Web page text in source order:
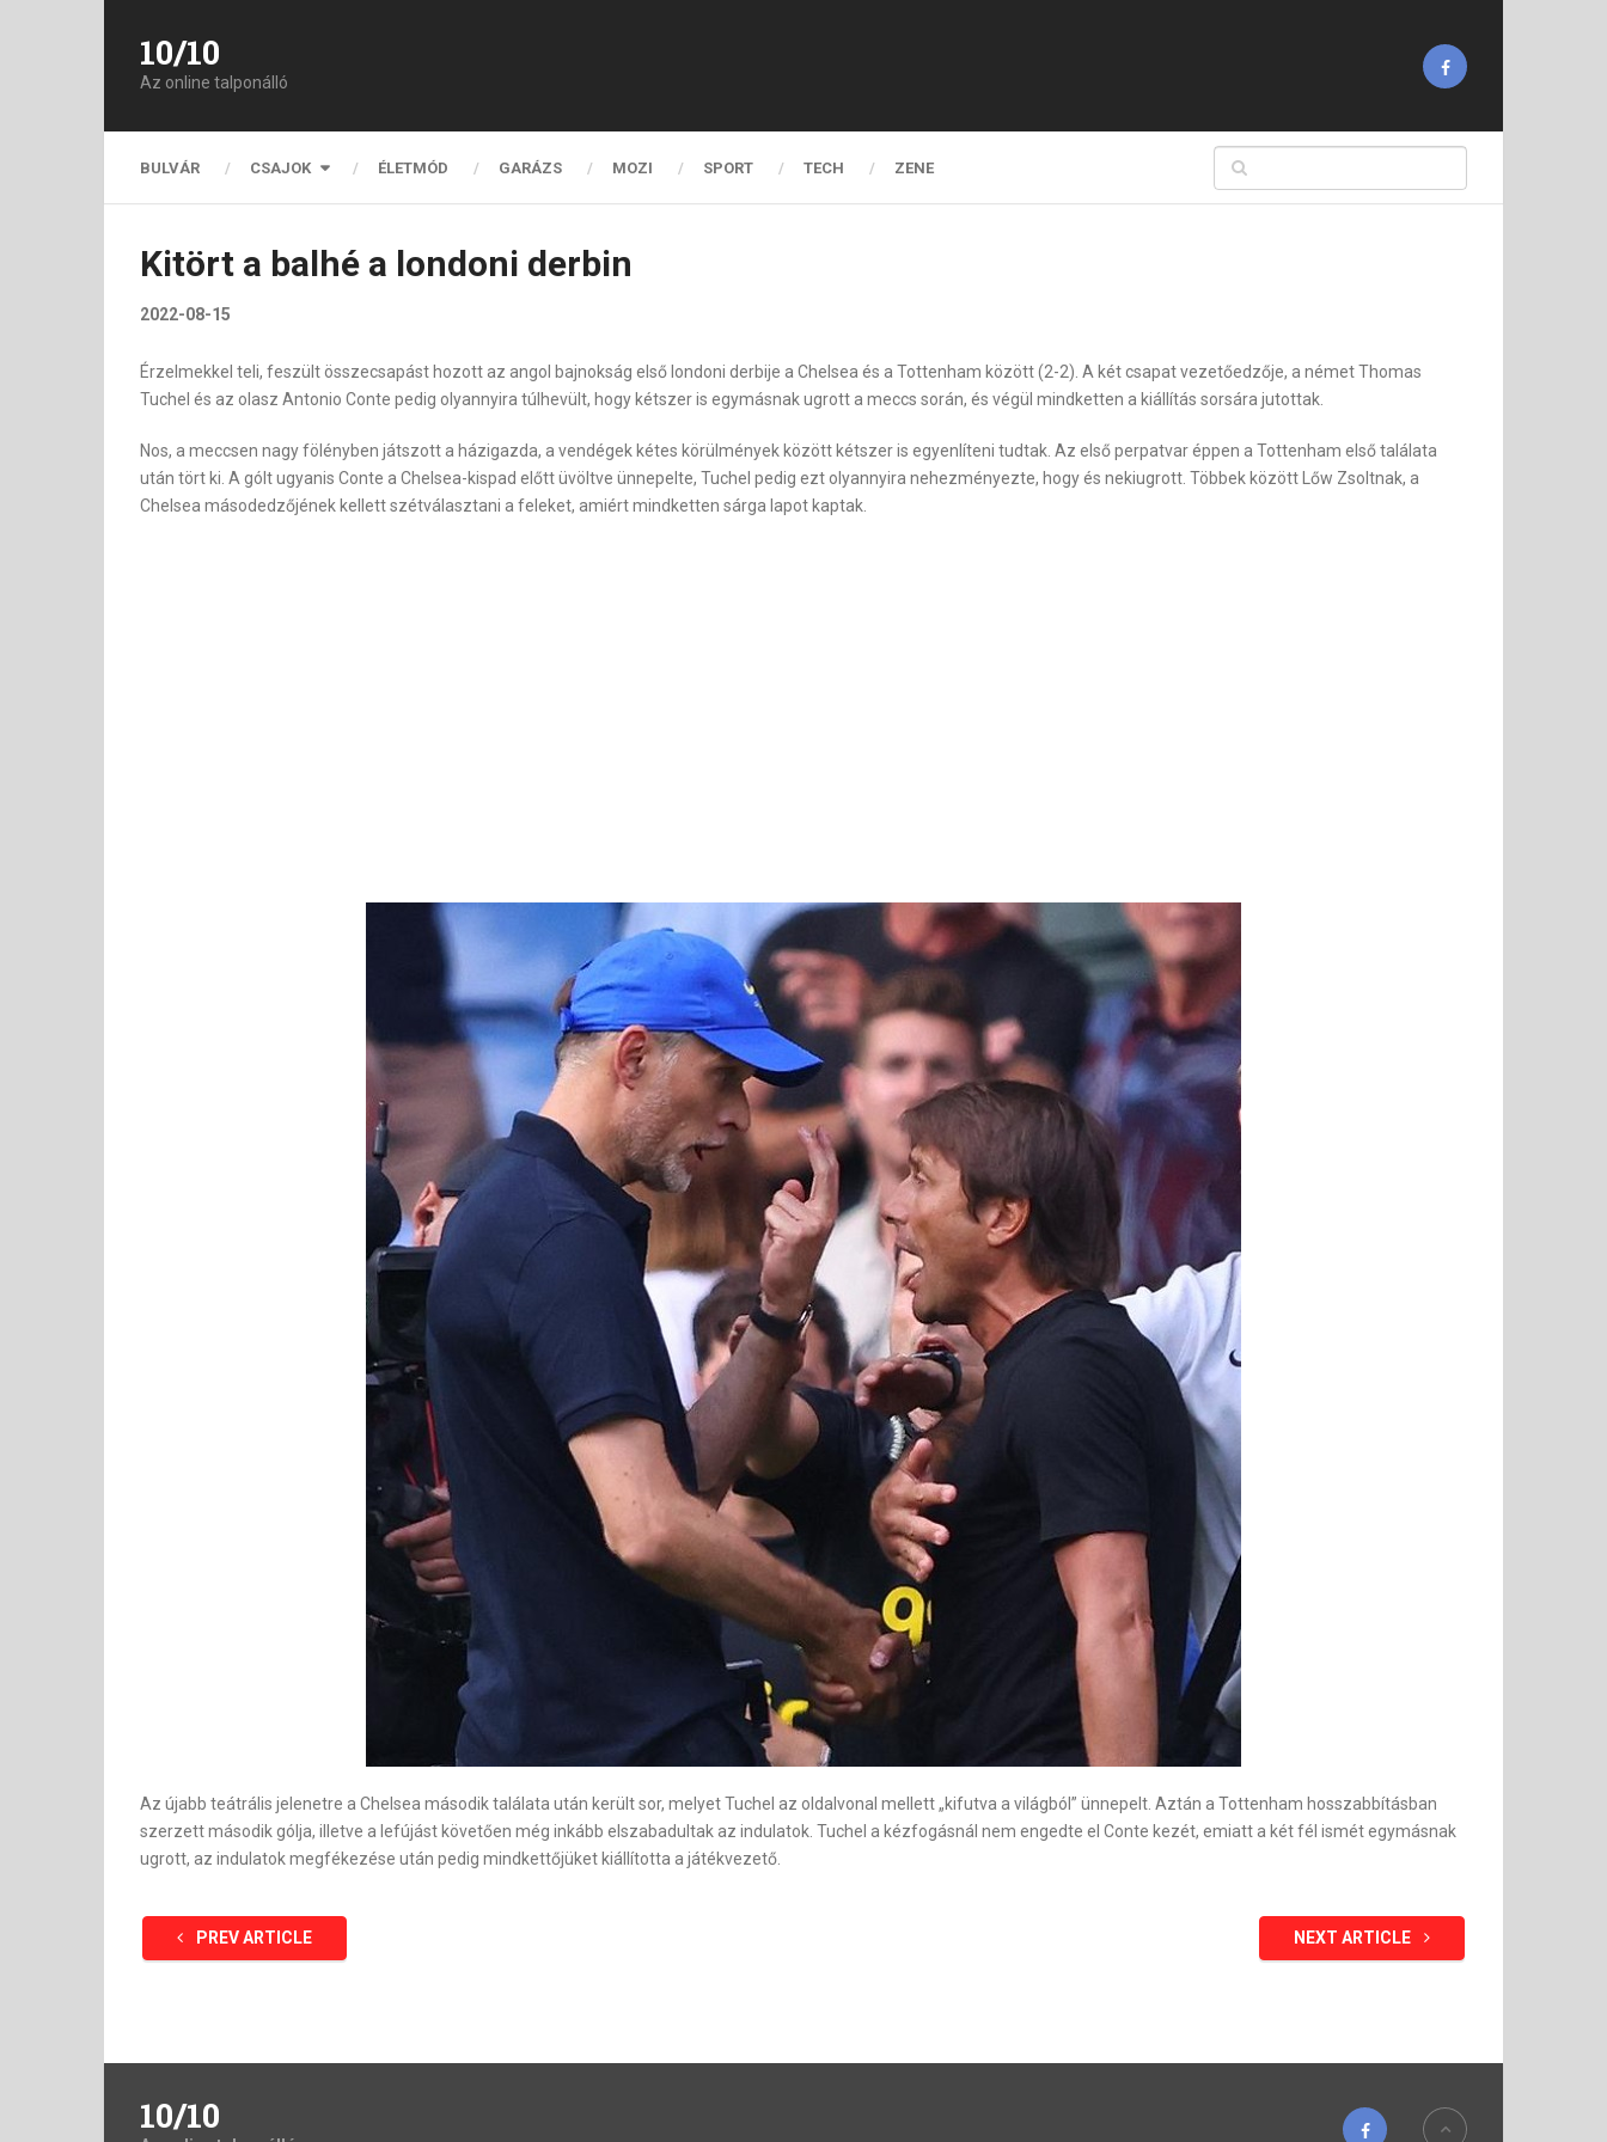
10/10
Az online talponálló
BULVÁR CSAJOK ÉLETMÓD GARÁZS MOZI SPORT TECH ZENE
Kitört a balhé a londoni derbin
2022-08-15
Érzelmekkel teli, feszült összecsapást hozott az angol bajnokság első londoni derbije a Chelsea és a Tottenham között (2-2). A két csapat vezetőedzője, a német Thomas
Tuchel és az olasz Antonio Conte pedig olyannyira túlhevült, hogy kétszer is egymásnak ugrott a meccs során, és végül mindketten a kiállítás sorsára jutottak.
Nos, a meccsen nagy fölényben játszott a házigazda, a vendégek kétes körülmények között kétszer is egyenlíteni tudtak. Az első perpatvar éppen a Tottenham első találata
után tört ki. A gólt ugyanis Conte a Chelsea-kispad előtt üvöltve ünnepelte, Tuchel pedig ezt olyannyira nehezményezte, hogy és nekiugrott. Többek között Lőw Zsoltnak, a
Chelsea másodedzőjének kellett szétválasztani a feleket, amiért mindketten sárga lapot kaptak.
Az újabb teátrális jelenetre a Chelsea második találata után került sor, melyet Tuchel az oldalvonal mellett „kifutva a világból” ünnepelt. Aztán a Tottenham hosszabbításban
szerzett második gólja, illetve a lefújást követően még inkább elszabadultak az indulatok. Tuchel a kézfogásnál nem engedte el Conte kezét, emiatt a két fél ismét egymásnak
ugrott, az indulatok megfékezése után pedig mindkettőjüket kiállította a játékvezető.
PREV ARTICLE NEXT ARTICLE
10/10